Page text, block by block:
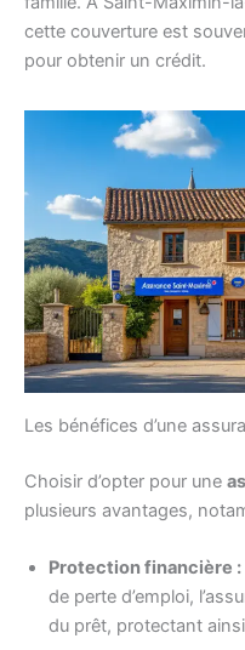
cette couverture est
pour obtenir un crédit.
Les bénéfices d’une
Choisir d’opter pour une
plusieurs avantages,
Protection financière :
de perte d’emploi,
du prêt, protectant